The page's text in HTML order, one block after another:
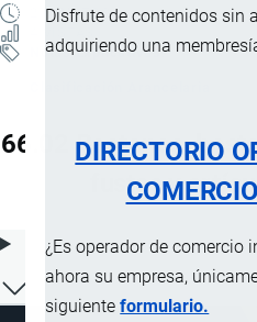
Disfrute de contenidos sin
adquiriendo una
DIRECTORIO
¿Es operador de comercio
ahora su empresa,
siguienteformulario.
2 MINUTOS
Notas Explicativas
66.02 Bastones,
fustas y